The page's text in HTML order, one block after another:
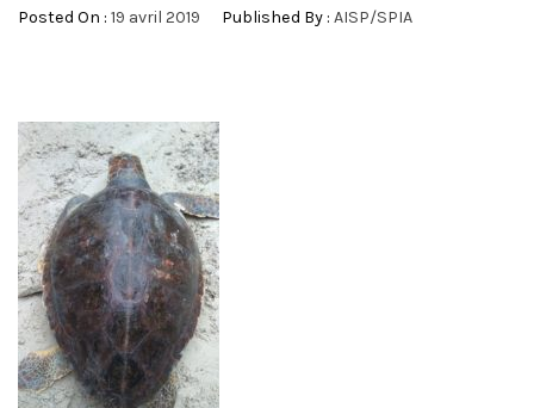
Posted On : 19 avril 2019 Published By : AISP/SPIA